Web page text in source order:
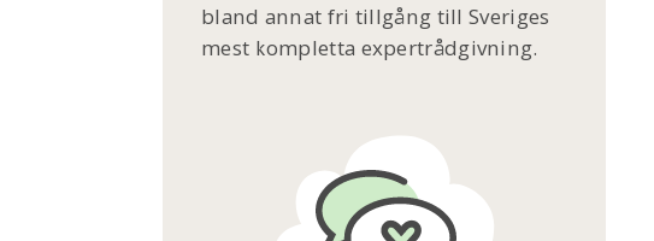
bland annat fri tillgång till Sveriges
mest kompletta expertrådgivning.